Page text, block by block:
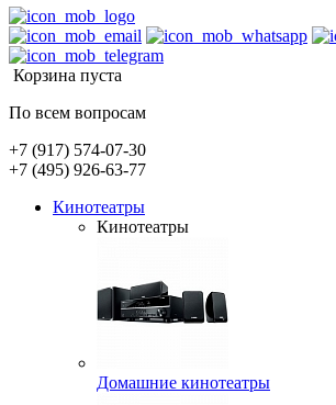
Корзина пуста
По всем вопросам
+7 (917) 574-07-30
+7 (495) 926-63-77
Кинотеатры
Кинотеатры
Домашние кинотеатры